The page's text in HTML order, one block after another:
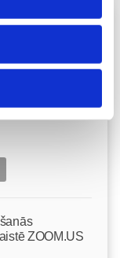
ķermeņa
Olgas
ZOOM.US